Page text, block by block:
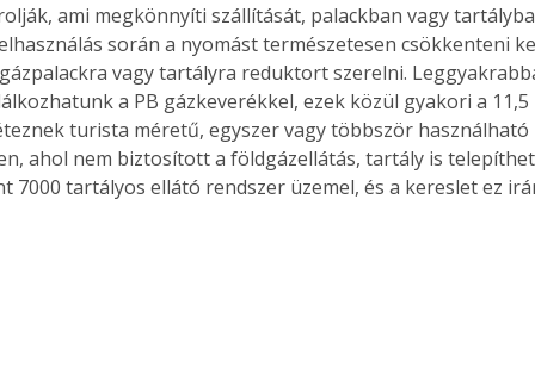
ami megkönnyíti szállítását, palackban vagy
során a nyomást természetesen csökkenteni
vagy tartályra reduktort szerelni.
a PB gázkeverékkel, ezek közül gyakori a
turista méretű, egyszer vagy többször
ahol nem biztosított a földgázellátás, tartály is
7000 tartályos ellátó rendszer üzemel, és a kereslet ez